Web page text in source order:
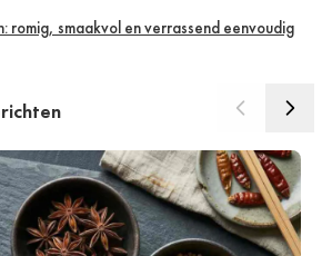
romig, smaakvol en verrassend eenvoudig